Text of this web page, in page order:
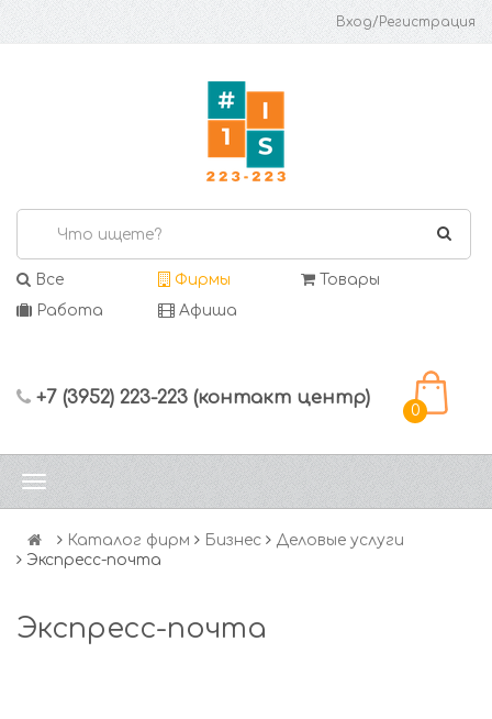
Вход/Регистрация
Все Фирмы
Товары
Работа
Афиша
+7 (3952) 223-223 (контакт центр)
0
Каталог фирм Бизнес
Деловые услуги
Экспресс-почта
Экспресс-почта